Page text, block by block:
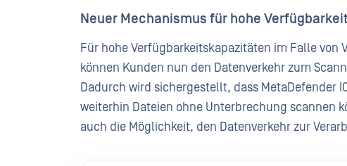
Neuer Mechanismus für hohe
Für hohe Verfügbarkeitskapazitäten im Falle von
können Kunden nun den Datenverkehr zum
Dadurch wird sichergestellt, dass MetaDefender
weiterhin Dateien ohne Unterbrechung scannen
auch die Möglichkeit, den Datenverkehr zur